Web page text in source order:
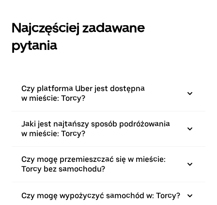
Najczęściej zadawane
pytania
Czy platforma Uber jest dostępna
w mieście: Torcy?
Jaki jest najtańszy sposób podróżowania
w mieście: Torcy?
Czy mogę przemieszczać się w mieście:
Torcy bez samochodu?
Czy mogę wypożyczyć samochód w: Torcy?